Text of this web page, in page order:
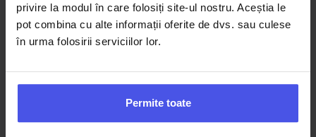
privire la modul în care folosiți site-ul nostru. Aceștia le
pot combina cu alte informații oferite de dvs. sau culese
în urma folosirii serviciilor lor.
Permite toate
Nume si prenume